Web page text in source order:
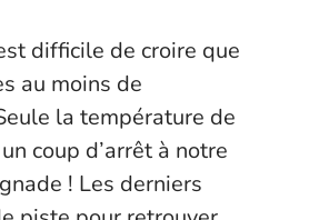
difficile de croire que
au moins de
la température de
coup d’arrêt à notre
! Les derniers